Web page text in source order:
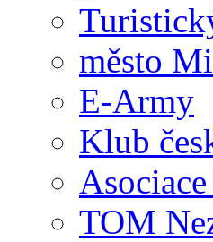
město
E-Army
Klub
TOM